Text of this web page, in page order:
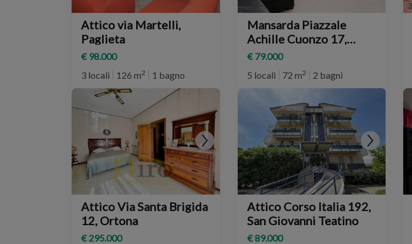
Attico via Martelli,
Paglieta
€ 98.000
3 locali
126 m2 1 bagno
Mansarda Piazzale
Achille Cuonzo 17,
Lanciano
€ 79.000
5 locali
72 m2 2 bagni
Attico Via Santa Brigida
12, Ortona
€ 295.000
Attico Corso Italia 192,
San Giovanni Teatino
€ 89.000